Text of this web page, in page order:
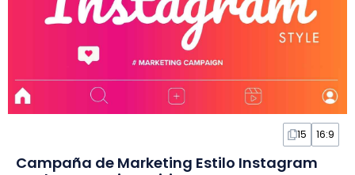
15 16:9
Campaña de Marketing Estilo Instagram